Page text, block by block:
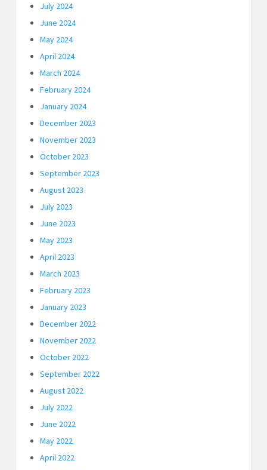
July 2024
June 2024
May 2024
April 2024
March 2024
February 2024
January 2024
December 2023
November 2023
October 2023
September 2023
August 2023
July 2023
June 2023
May 2023
April 2023
March 2023
February 2023
January 2023
December 2022
November 2022
October 2022
September 2022
August 2022
July 2022
June 2022
May 2022
April 2022